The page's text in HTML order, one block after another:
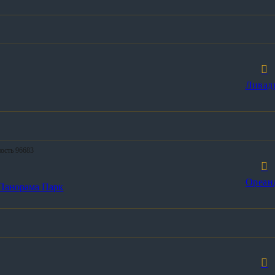
96683
Парк